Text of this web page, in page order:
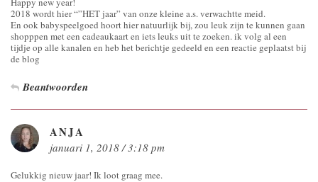
2018 wordt hier “”HET jaar” van onze kleine a.s. verwachtte meid.
En ook babyspeelgoed hoort hier natuurlijk bij, zou leuk zijn te kunnen gaan
shopppen met een cadeaukaart en iets leuks uit te zoeken. ik volg al een
tijdje op alle kanalen en heb het berichtje gedeeld en een reactie geplaatst bij
de blog
Beantwoorden
ANJA
januari 1, 2018 / 3:18 pm
Gelukkig nieuw jaar! Ik loot graag mee.